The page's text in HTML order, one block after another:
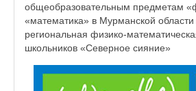
общеобразовательным предметам
«математика» в Мурманской области
региональная физико-
школьников «Северное сияние»